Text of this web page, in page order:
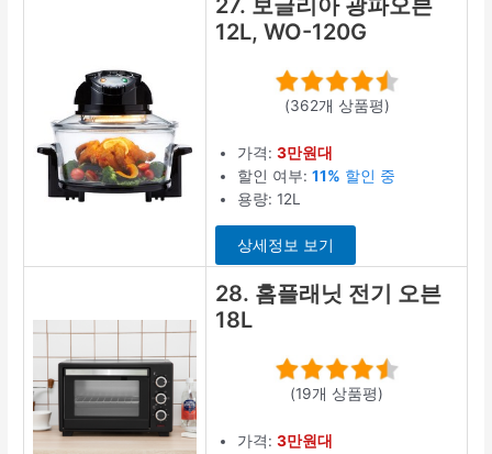
27. 보글리아 광파오븐
12L, WO-120G
(362개 상품평)
가격:3만원대
할인 여부:11% 할인 중
용량: 12L
상세정보 보기
28. 홈플래닛 전기 오븐
18L
(19개 상품평)
가격:3만원대